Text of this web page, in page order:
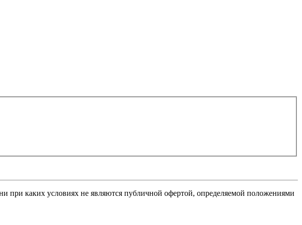
при каких условиях не являются публичной офертой, определяемой положениями